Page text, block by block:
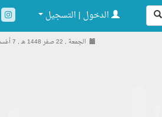
الدخول | التسجيل
الجمعة , 22 صفر 1448 هـ , 7 أغسطس 2026 م |